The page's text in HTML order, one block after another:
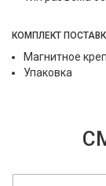
КОМПЛЕКТ
Магнитное
Упаковка